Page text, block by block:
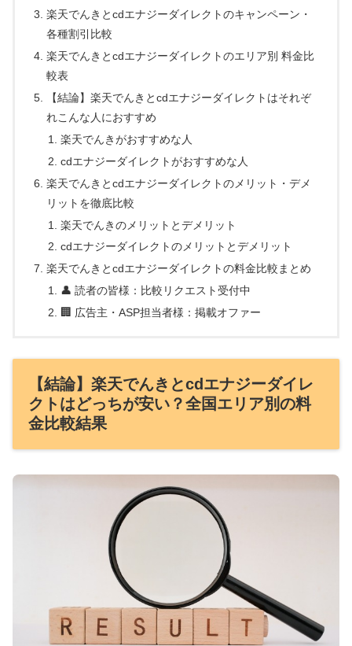
楽天でんきとcdエナジーダイレクトのキャンペーン・
各種割引比較
楽天でんきとcdエナジーダイレクトのエリア別 料金比
較表
【結論】楽天でんきとcdエナジーダイレクトはそれぞ
れこんな人におすすめ
楽天でんきがおすすめな人
cdエナジーダイレクトがおすすめな人
楽天でんきとcdエナジーダイレクトのメリット・デメ
リットを徹底比較
楽天でんきのメリットとデメリット
cdエナジーダイレクトのメリットとデメリット
楽天でんきとcdエナジーダイレクトの料金比較まとめ
👤 読者の皆様：比較リクエスト受付中
🏢 広告主・ASP担当者様：掲載オファー
【結論】楽天でんきとcdエナジーダイレ
クトはどっちが安い？全国エリア別の料
金比較結果